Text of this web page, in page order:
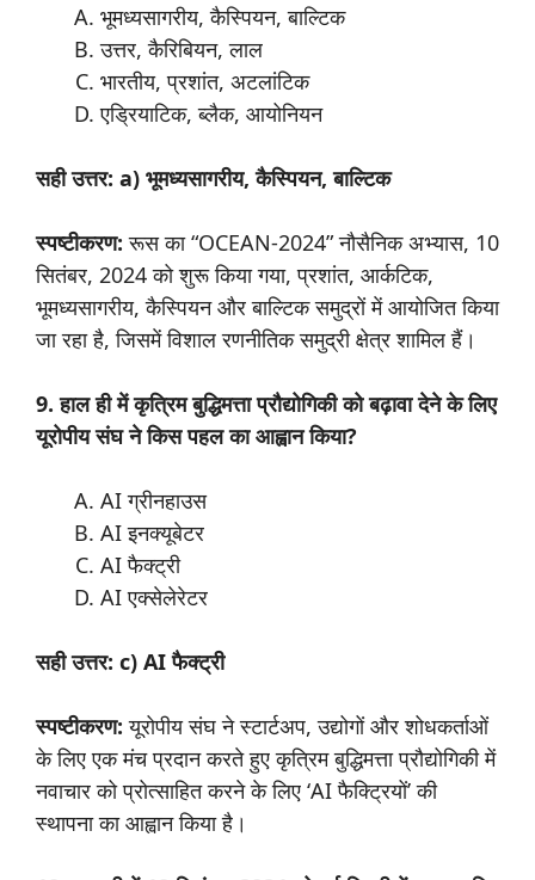
भूमध्यसागरीय, कैस्पियन, बाल्टिक
उत्तर, कैरिबियन, लाल
भारतीय, प्रशांत, अटलांटिक
एड्रियाटिक, ब्लैक, आयोनियन
सही उत्तर: a) भूमध्यसागरीय, कैस्पियन, बाल्टिक
स्पष्टीकरण: रूस का “OCEAN-2024” नौसैनिक अभ्यास, 10
सितंबर, 2024 को शुरू किया गया, प्रशांत, आर्कटिक,
भूमध्यसागरीय, कैस्पियन और बाल्टिक समुद्रों में आयोजित किया
जा रहा है, जिसमें विशाल रणनीतिक समुद्री क्षेत्र शामिल हैं।
9. हाल ही में कृत्रिम बुद्धिमत्ता प्रौद्योगिकी को बढ़ावा देने के लिए
यूरोपीय संघ ने किस पहल का आह्वान किया?
AI ग्रीनहाउस
AI इनक्यूबेटर
AI फैक्ट्री
AI एक्सेलेरेटर
सही उत्तर: c) AI फैक्ट्री
स्पष्टीकरण: यूरोपीय संघ ने स्टार्टअप, उद्योगों और शोधकर्ताओं
के लिए एक मंच प्रदान करते हुए कृत्रिम बुद्धिमत्ता प्रौद्योगिकी में
नवाचार को प्रोत्साहित करने के लिए ‘AI फैक्ट्रियों’ की
स्थापना का आह्वान किया है।